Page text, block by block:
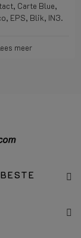
Carte Blue,
EPS, Blik, IN3.
meer